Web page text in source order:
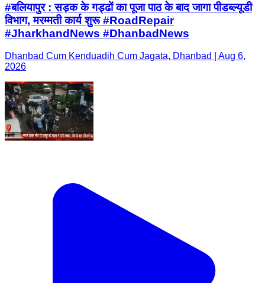
#बलियापुर : सड़क के गड्ढों का पूजा पाठ के बाद जागा पीडब्ल्यूडी
विभाग, मरम्मती कार्य शुरू #RoadRepair
#JharkhandNews #DhanbadNews
Dhanbad Cum Kenduadih Cum Jagata, Dhanbad | Aug 6,
2026